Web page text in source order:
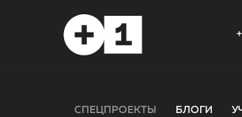
СПЕЦПРОЕКТЫ БЛОГИ